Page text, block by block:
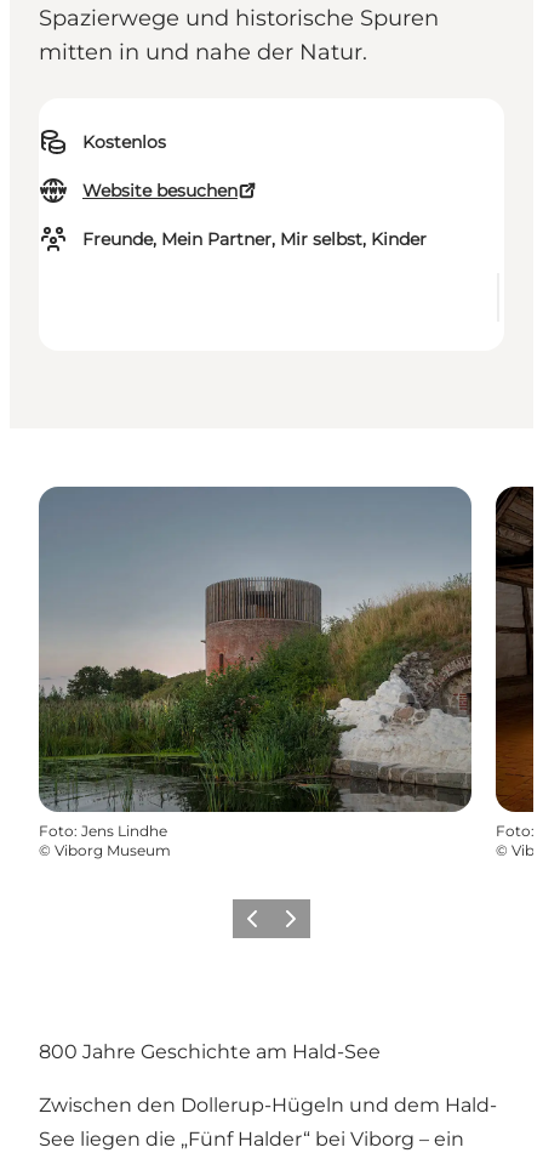
Spazierwege und historische Spuren
mitten in und nahe der Natur.
Kostenlos
Website besuchen
Freunde, Mein Partner, Mir selbst, Kinder
Foto: Jens Lindhe
© Viborg Museum
Foto:
©
ZurückWeiter
800 Jahre Geschichte am Hald-See
Zwischen den Dollerup-Hügeln und dem Hald-
See liegen die „Fünf Halder“ bei Viborg – ein